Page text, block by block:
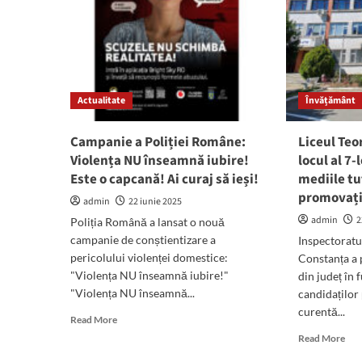
Actualitate
Campanie a Poliției Române:
Violența NU înseamnă iubire!
Este o capcană! Ai curaj să ieși!
admin
22 iunie 2025
Poliția Română a lansat o nouă
campanie de conștientizare a
pericolului violenței domestice:
"Violența NU înseamnă iubire!"
"Violența NU înseamnă...
Read MoreRead
Învățământ
Liceul
locul al
mediile
admin
Constanța
din județ în
candidaților
curentă...
Read MoreRead